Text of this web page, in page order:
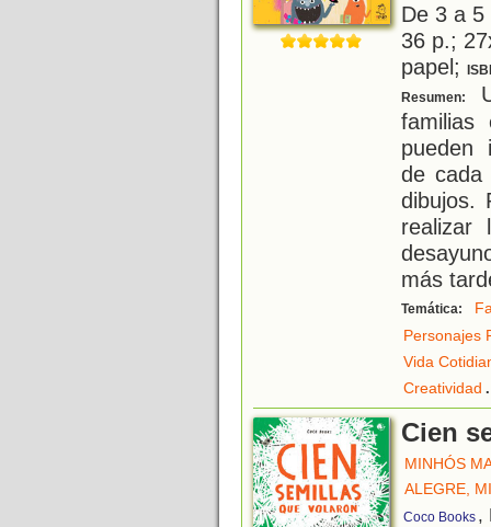
De 3 a
36 p.;
papel;
Resumen:
pueden
de cada
dibujos.
realizar
más
Temática:
Personajes
Vida
Creatividad .
Cien
MINHÓS
ALEGRE,
Coco Books ,